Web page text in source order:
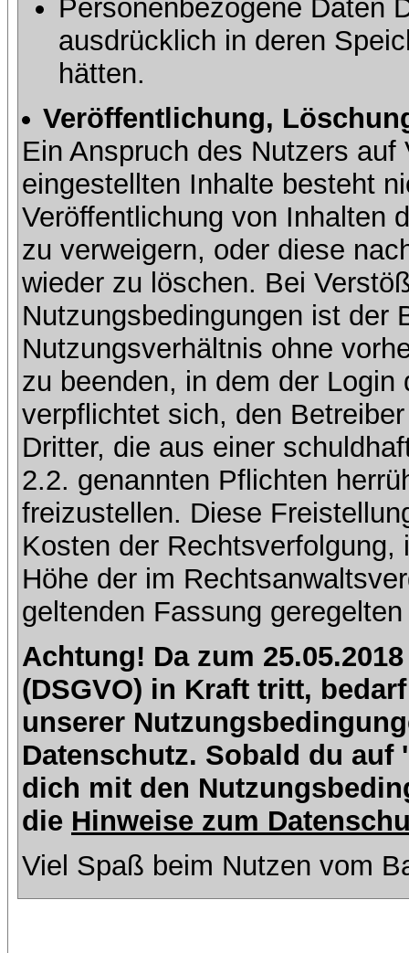
Personenbezogene Daten
ausdrücklich in deren
hätten.
Veröffentlichung,
Ein Anspruch des Nutzers
eingestellten Inhalte besteht
Veröffentlichung von Inhalten
zu verweigern, oder diese
wieder zu löschen. Bei
Nutzungsbedingungen ist der
Nutzungsverhältnis ohne
zu beenden, in dem der
verpflichtet sich, den
Dritter, die aus einer
2.2. genannten Pflichten
freizustellen. Diese
Kosten der
Höhe der im
geltenden Fassung
Achtung! Da zum
(DSGVO) in Kraft tritt,
unserer
Datenschutz. Sobald du
dich mit den
die Hinweise zum
Viel Spaß beim Nutzen vom